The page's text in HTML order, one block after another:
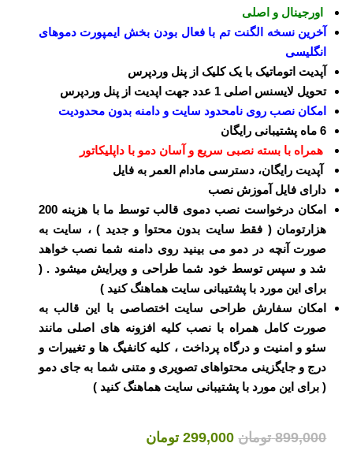
اورجینال و اصلی
آخرین نسخه الگنت تم با فعال بودن بخش ایمپورت دموهای
انگلیسی
آپدیت اتوماتیک با یک کلیک از پنل وردپرس
تحویل لایسنس اصلی 1 عدد جهت اپدیت از پنل وردپرس
امکان نصب روی نامحدود سایت و دامنه بدون محدودیت
6 ماه پشتیبانی رایگان
همراه با بسته نصبی سریع و آسان دمو با داپلیکاتور
آپدیت رایگان، دسترسی مادام العمر به فایل
دارای فایل آموزش نصب
امکان درخواست نصب دموی قالب توسط ما با هزینه 200
هزارتومان ( فقط سایت بدون محتوا و جدید ) ، سایت به
صورت آنچه در دمو می بینید روی دامنه شما نصب خواهد
شد و سپس توسط خود شما طراحی و ویرایش میشود . (
برای این مورد با پشتیبانی سایت هماهنگ کنید )
امکان سفارش طراحی سایت اختصاصی با این قالب به
صورت کامل همراه با نصب کلیه افزونه های اصلی مانند
سئو و امنیت و درگاه پرداخت ، کلیه کانفیگ ها و تغییرات و
درج و جایگزینی محتواهای تصویری و متنی شما به جای دمو
( برای این مورد با پشتیبانی سایت هماهنگ کنید )
899,000 تومان قیمت
299,000 تومانقیمت